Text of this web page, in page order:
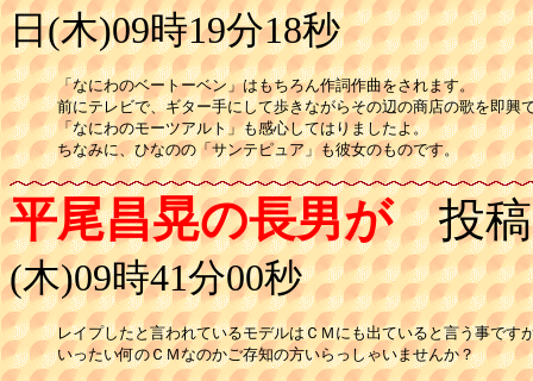
日(木)09時19分18秒
「なにわのベートーベン」はもちろん作詞作曲をされます。
前にテレビで、ギター手にして歩きながらその辺の商店の歌を即興
「なにわのモーツアルト」も感心してはりましたよ。
ちなみに、ひなのの「サンテピュア」も彼女のものです。
平尾昌晃の長男が投稿
(木)09時41分00秒
レイプしたと言われているモデルはＣＭにも出ていると言う事です
いったい何のＣＭなのかご存知の方いらっしゃいませんか？